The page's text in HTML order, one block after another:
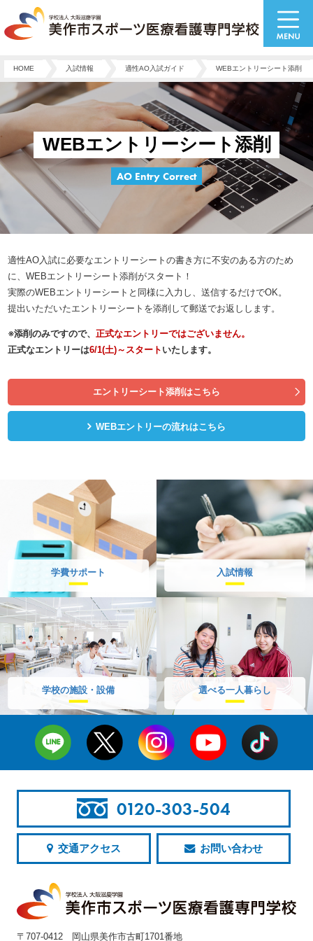
HOME 入試情報 適性AO入試ガイド WEBエントリーシート添削
WEBエントリーシート添削
AO Entry Correct
適性AO入試に必要なエントリーシートの書き方に不安のある方のため
に、WEBエントリーシート添削がスタート！
実際のWEBエントリーシートと同様に入力し、送信するだけでOK。
提出いただいたエントリーシートを添削して郵送でお返しします。
※添削のみですので、正式なエントリーではございません。
正式なエントリーは6/1(土)～スタート いたします。
エントリーシート添削はこちら
WEBエントリーの流れはこちら
学費サポート 入試情報
学校の施設・設備 選べる一人暮らし
0120-303-504
交通アクセス お問い合わせ
〒707-0412 岡山県美作市古町1701番地